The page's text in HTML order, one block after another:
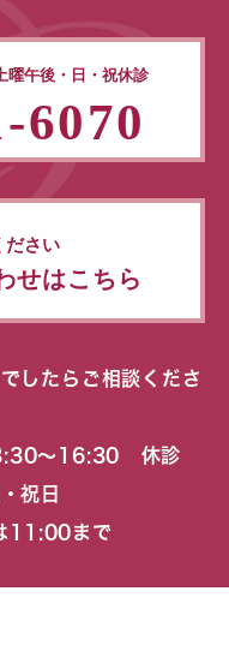
曜午後・日・祝休診
6070
ださい
せはこちら
したらご相談くださ
〜16:30 休診
祝日
11:00まで